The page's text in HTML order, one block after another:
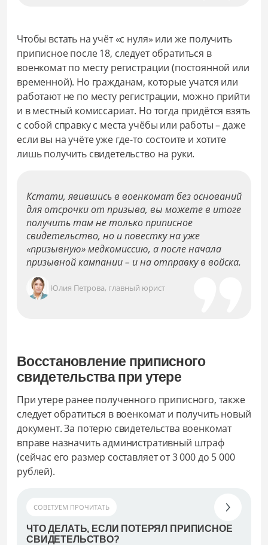
Чтобы встать на учёт «с нуля» или же получить
приписное после 18, следует обратиться в
военкомат по месту регистрации (постоянной или
временной). Но гражданам, которые учатся или
работают не по месту регистрации, можно прийти
и в местный комиссариат. Но тогда придётся взять
с собой справку с места учёбы или работы – даже
если вы на учёте уже где-то состоите и хотите
лишь получить свидетельство на руки.
Кстати, явившись в военкомат без оснований
для отсрочки от призыва, вы можете в итоге
получить там не только приписное
свидетельство, но и повестку на уже
«призывную» медкомиссию, а после начала
призывной кампании – и на отправку в войска.
Юлия Петрова, главный юрист
Восстановление приписного
свидетельства при утере
При утере ранее полученного приписного, также
следует обратиться в военкомат и получить новый
документ. За потерю свидетельства военкомат
вправе назначить административный штраф
(сейчас его размер составляет от 3 000 до 5 000
рублей).
СОВЕТУЕМ ПРОЧИТАТЬ
ЧТО ДЕЛАТЬ, ЕСЛИ ПОТЕРЯЛ ПРИПИСНОЕ
СВИДЕТЕЛЬСТВО?